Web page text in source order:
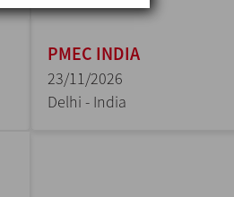
PMEC INDIA
23/11/2026
Delhi - India